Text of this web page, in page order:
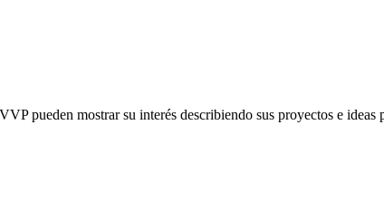
pueden mostrar su interés describiendo sus proyectos e